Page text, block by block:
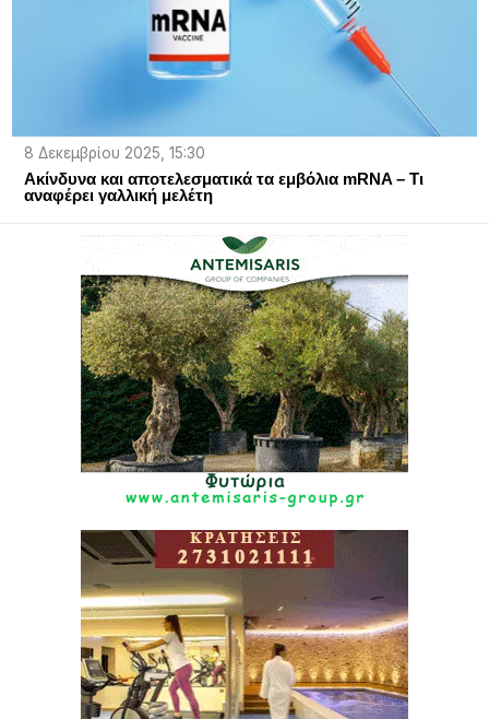
8 Δεκεμβρίου 2025, 15:30
Ακίνδυνα και αποτελεσματικά τα εμβόλια mRNA – Τι
αναφέρει γαλλική μελέτη